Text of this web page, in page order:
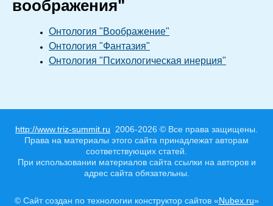
воображения"
Онтология "Воображение"
Онтология "Фантазия"
Онтология "Психологическая инерция"
http://www.triz-summit.ru 2006-2026 © Все права защищены.
Права на материалы этого сайта принадлежат авторам
соответствующих статей.
При использовании материалов сайта ссылки на авторов и
адрес сайта обязательны.
© Сайт создан по технологии конструктор сайтов «Nubex.ru»